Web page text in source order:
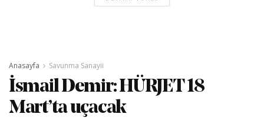
Anasayfa Savunma Sanayii
İsmail Demir: HÜRJET 18
Mart’ta uçacak